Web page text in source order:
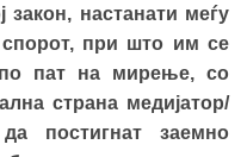
настанати меѓу
при што им се
пат на мирење, со
страна медијатор/
постигнат заемно